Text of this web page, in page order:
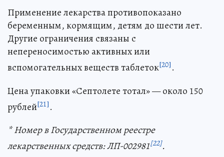
Применение лекарства противопоказано
беременным, кормящим, детям до шести лет.
Другие ограничения связаны с
непереносимостью активных или
вспомогательных веществ таблеток[20].
Цена упаковки «Септолете тотал» — около 150
рублей[21].
* Номер в Государственном реестре
лекарственных средств: ЛП-002981[22].